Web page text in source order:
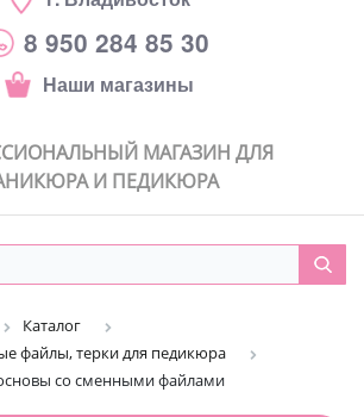
8 950 284 85 30
Наши магазины
МАГАЗИН ДЛЯ
И ПЕДИКЮРА
Каталог
файлы, терки для педикюра
со сменными файлами